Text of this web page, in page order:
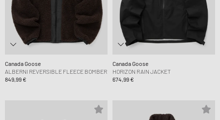
Canada Goose
ALBERNI REVERSIBLE FLEECE BOMBER
849,99 €
Canada Goose
HORIZON RAIN JACKET
674,99 €